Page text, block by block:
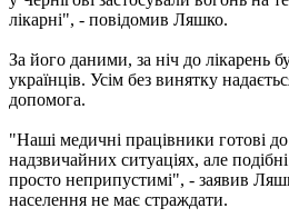
лікарні", - повідомив Ляшко.
За його даними, за ніч до лікарень
українців. Усім без винятку
допомога.
"Наші медичні працівники готові
надзвичайних ситуаціях, але
просто неприпустимі", - заявив
населення не має страждати.